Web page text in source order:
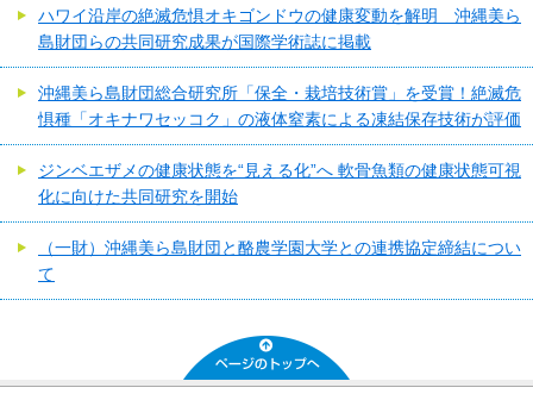
ハワイ沿岸の絶滅危惧オキゴンドウの健康変動を解明 沖縄美ら
島財団らの共同研究成果が国際学術誌に掲載
沖縄美ら島財団総合研究所「保全・栽培技術賞」を受賞！絶滅危
惧種「オキナワセッコク」の液体窒素による凍結保存技術が評価
ジンベエザメの健康状態を“見える化”へ 軟骨魚類の健康状態可視
化に向けた共同研究を開始
（一財）沖縄美ら島財団と酪農学園大学との連携協定締結につい
て